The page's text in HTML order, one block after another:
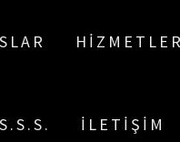
HIZMETLER
S.S.S. İLETIŞIM